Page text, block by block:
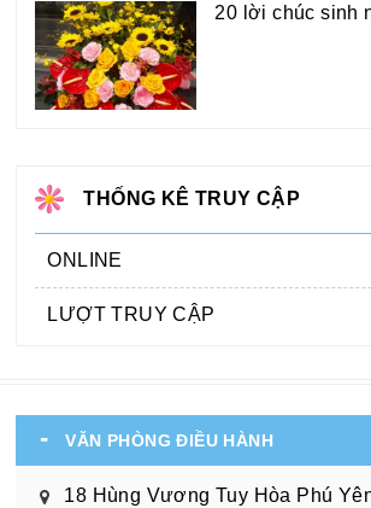
20 lời chúc sinh
THỐNG KÊ TRUY CẬP
ONLINE
LƯỢT TRUY CẬP
VĂN PHÒNG ĐIỀU HÀNH
18 Hùng Vương Tuy Hòa Phú